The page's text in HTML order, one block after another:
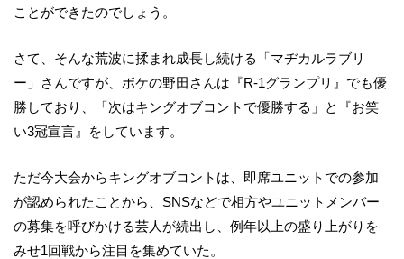
ことができたのでしょう。
さて、そんな荒波に揉まれ成長し続ける「マヂカルラブリ
ー」さんですが、ボケの野田さんは『R-1グランプリ』でも優
勝しており、「次はキングオブコントで優勝する」と『お笑
い3冠宣言』をしています。
ただ今大会からキングオブコントは、即席ユニットでの参加
が認められたことから、SNSなどで相方やユニットメンバー
の募集を呼びかける芸人が続出し、例年以上の盛り上がりを
みせ1回戦から注目を集めていた。